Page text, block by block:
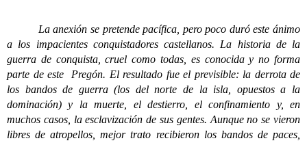
La anexión se pretende pacífica, pero poco duró este ánimo
a los impacientes conquistadores castellanos. La historia de la
guerra de conquista, cruel como todas, es conocida y no forma
parte de este Pregón. El resultado fue el previsible: la derrota de
los bandos de guerra (los del norte de la isla, opuestos a la
dominación) y la muerte, el destierro, el confinamiento y, en
muchos casos, la esclavización de sus gentes. Aunque no se vieron
libres de atropellos, mejor trato recibieron los bandos de paces,